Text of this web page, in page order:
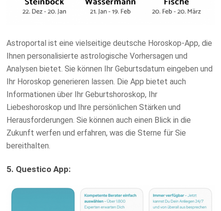
Astroportal ist eine vielseitige deutsche Horoskop-App, die
Ihnen personalisierte astrologische Vorhersagen und
Analysen bietet. Sie können Ihr Geburtsdatum eingeben und
Ihr Horoskop generieren lassen. Die App bietet auch
Informationen über Ihr Geburtshoroskop, Ihr
Liebeshoroskop und Ihre persönlichen Stärken und
Herausforderungen. Sie können auch einen Blick in die
Zukunft werfen und erfahren, was die Sterne für Sie
bereithalten.
5. Questico App: